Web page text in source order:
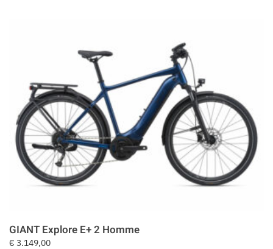
GIANT Explore E+ 2 Homme
€ 3.149,00